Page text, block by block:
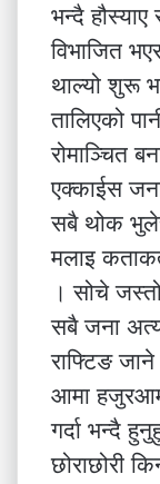
भन्दै हौस्याए
विभाजित
थाल्यो शुरू
तालिएको
रोमाञ्चित
एक्काईस
सबै थोक
मलाइ
। सोचे
सबै जना
राफ्टिङ जाने
आमा
गर्दा भन्दै
छोराछोरी